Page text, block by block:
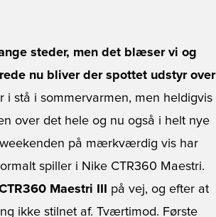
steder, men det blæser vi og
nu bliver der spottet udstyr over
i stå i sommervarmen, men heldigvis
over det hele og nu også i helt nye
på mærkværdig vis har
spiller i Nike CTR360 Maestri.
Maestri III
på vej, og efter at
ikke stilnet af. Tværtimod. Første